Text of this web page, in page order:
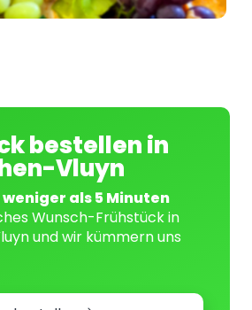
bestellen in
Vluyn
als 5 Minuten
Wunsch-Frühstück in
und wir kümmern uns